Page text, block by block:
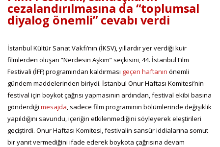
cezalandırılmasına da “toplumsal
diyalog önemli” cevabı verdi
İstanbul Kültür Sanat Vakfı’nın (İKSV), yıllardır yer verdiği kuir
filmlerden oluşan “Nerdesin Aşkım” seçkisini, 44. İstanbul Film
Festivali (İFF) programından kaldırması geçen haftanın önemli
gündem maddelerinden biriydi. İstanbul Onur Haftası Komitesi’nin
festival için boykot çağrısı yapmasının ardından, festival ekibi basına
gönderdiği mesajda , sadece film programının bölümlerinde değişiklik
yapıldığını savundu, içeriğin etkilenmediğini söyleyerek eleştirileri
geçiştirdi. Onur Haftası Komitesi, festivalin sansür iddialarına somut
bir yanıt vermediğini ifade ederek boykota çağrısına devam